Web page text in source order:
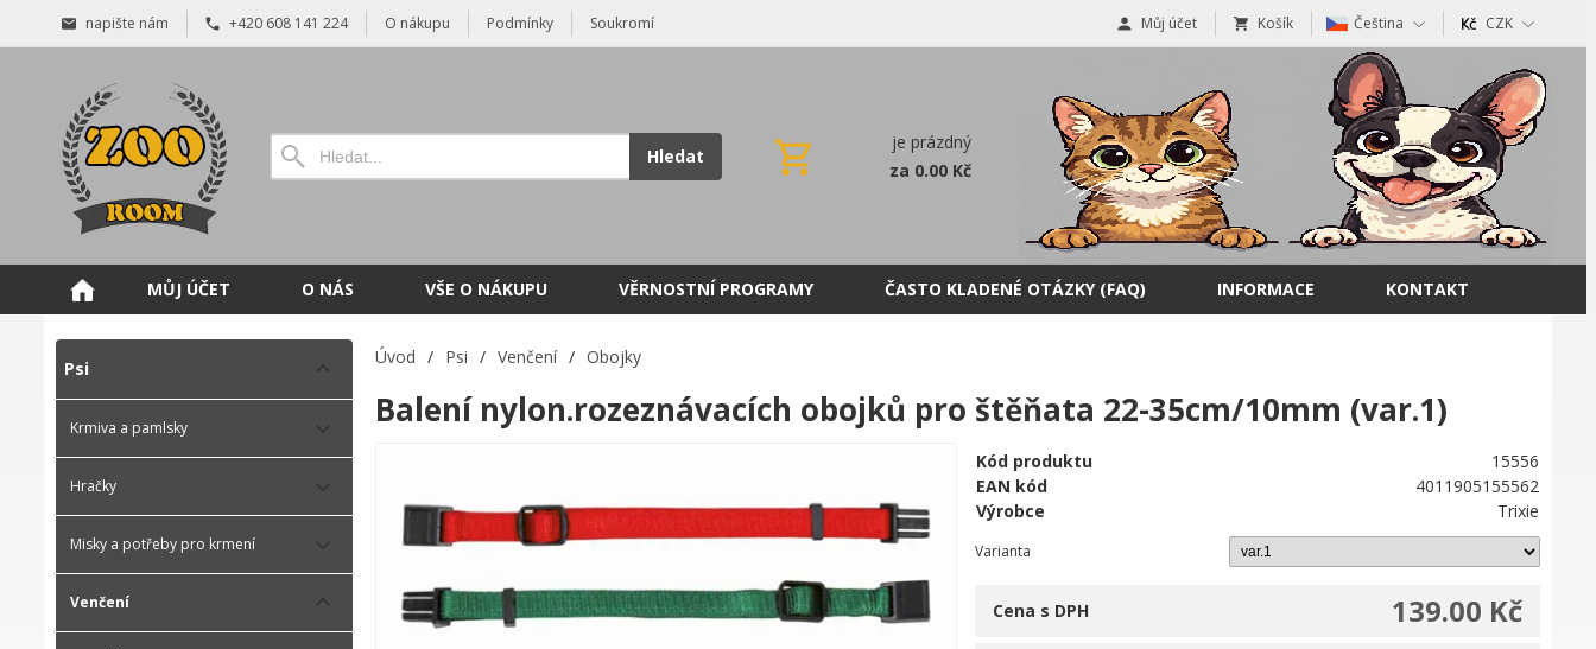
napište nám +420 608 141 224 O nákupu Podmínky Soukromí Můj účet Košík Čeština CZK
Hledat
je prázdný
za 0.00 Kč
MŮJ ÚČET O NÁS VŠE O NÁKUPU VĚRNOSTNÍ PROGRAMY ČASTO KLADENÉ OTÁZKY (FAQ) INFORMACE KONTAKT
Psi
Krmiva a pamlsky
Hračky
Misky a potřeby pro krmení
Venčení
Úvod / Psi / Venčení / Obojky
Balení nylon.rozeznávacích obojků pro štěňata 22-35cm/10mm (var.1)
Kód produktu
15556
EAN kód
4011905155562
Výrobce
Trixie
Varianta
139.00 Kč
Cena s DPH